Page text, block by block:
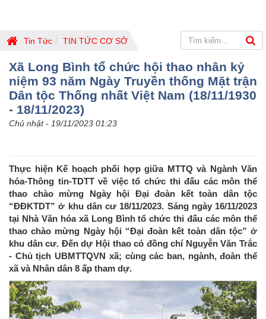
Tin Tức TIN TỨC CƠ SỞ
Xã Long Bình tổ chức hội thao nhân kỷ
niệm 93 năm Ngày Truyền thống Mặt trận
Dân tộc Thống nhất Việt Nam (18/11/1930
- 18/11/2023)
Chủ nhật - 19/11/2023 01:23
Thực hiện Kế hoạch phối hợp giữa MTTQ và Ngành Văn
hóa-Thông tin-TDTT về việc tổ chức thi đấu các môn thể
thao chào mừng Ngày hội Đại đoàn kết toàn dân tộc
“ĐĐKTDT” ở khu dân cư 18/11/2023. Sáng ngày 16/11/2023
tại Nhà Văn hóa xã Long Bình tổ chức thi đấu các môn thể
thao chào mừng Ngày hội “Đại đoàn kết toàn dân tộc” ở
khu dân cư. Đến dự Hội thao có đồng chí Nguyễn Văn Trắc
- Chủ tịch UBMTTQVN xã; cùng các ban, ngành, đoàn thể
xã và Nhân dân 8 ấp tham dự.